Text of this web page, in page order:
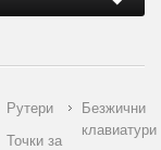
Рутери
Точки за
Безжични
клавиатури